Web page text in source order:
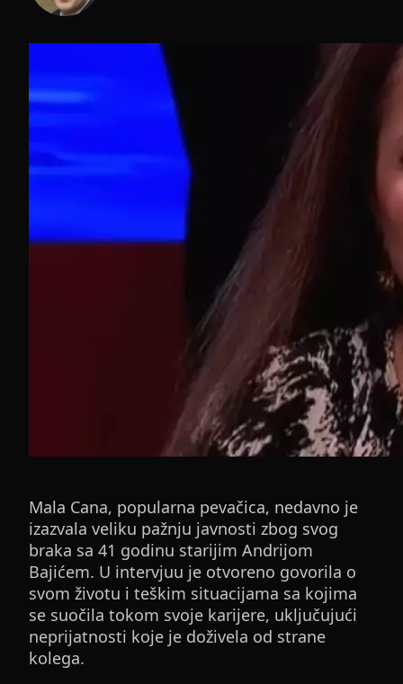
Mala Cana, popularna pevačica, nedavno je
izazvala veliku pažnju javnosti zbog svog
braka sa 41 godinu starijim Andrijom
Bajićem. U intervjuu je otvoreno govorila o
svom životu i teškim situacijama sa kojima
se suočila tokom svoje karijere, uključujući
neprijatnosti koje je doživela od strane
kolega.